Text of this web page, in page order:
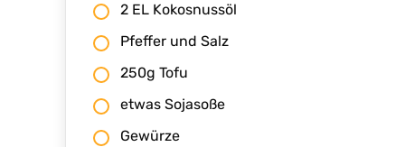
2 EL Kokosnussöl
Pfeffer und Salz
250g Tofu
etwas Sojasoße
Gewürze